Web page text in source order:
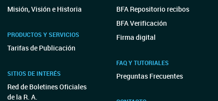
Misión, Visión e Historia
PRODUCTOS Y SERVICIOS
Tarifas de Publicación
SITIOS DE INTERÉS
Red de Boletines Oficiales
de la R. A.
BFA Repositorio recibos
BFA Verificación
Firma digital
FAQ Y TUTORIALES
Preguntas Frecuentes